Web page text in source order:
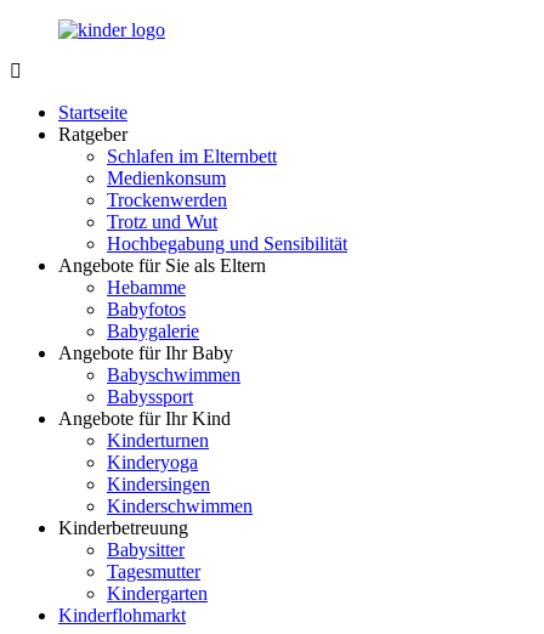
Zurück
Inhalt
Portal
Nachwuchs
Startseite
Ratgeber
Schlafen im Elternbett
Medienkonsum
Trockenwerden
Trotz und Wut
Hochbegabung und Sensibilität
Angebote für Sie als Eltern
Hebamme
Babyfotos
Babygalerie
Angebote für Ihr Baby
Babyschwimmen
Babyssport
Angebote für Ihr Kind
Kinderturnen
Kinderyoga
Kindersingen
Kinderschwimmen
Kinderbetreuung
Babysitter
Tagesmutter
Kindergarten
Kinderflohmarkt